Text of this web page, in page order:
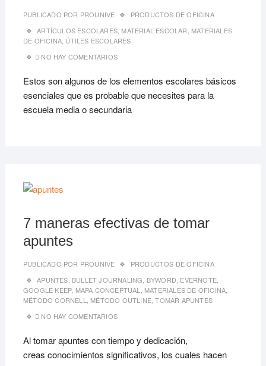
PUBLICADO POR PROUNIVE
PRODUCTOS DE OFICINA
ARTÍCULOS ESCOLARES, MATERIAL ESCOLAR MATERIALES
DE OFICINA, ÚTILES ESCOLARES
NO HAY COMENTARIOS
Estos son algunos de los elementos escolares básicos
esenciales que es probable que necesites para la
escuela media o secundaria
7 maneras efectivas de tomar
apuntes
PUBLICADO POR PROUNIVE
PRODUCTOS DE OFICINA
APUNTES BULLET JOURNALING BYWORD, EVERNOTE
GOOGLE KEEP, MAPA CONCEPTUAL MATERIALES DE OFICINA
MÉTODO CORNELL
MÉTODO OUTLINE,TOMAR APUNTES
NO HAY COMENTARIOS
Al tomar apuntes con tiempo y dedicación,
creas conocimientos significativos, los cuales hacen